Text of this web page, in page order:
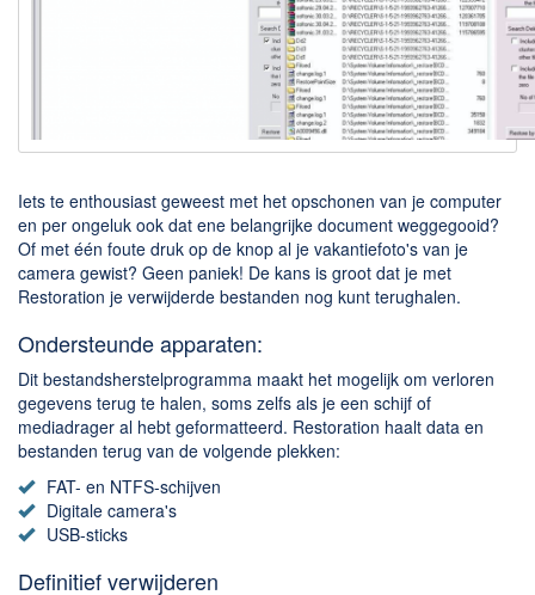
Nieuwslezers (Downloaden via usenet)
Onderhoud & Veiligheid
Computer opschonen
Veilig online
Productiviteit
Adresboek en contacten
Planning en organisatie
Tekst en Administratie
Overige
Algemeen
Chatten en bellen
Iets te enthousiast geweest met het opschonen van je computer
en per ongeluk ook dat ene belangrijke document weggegooid?
Of met één foute druk op de knop al je vakantiefoto's van je
camera gewist? Geen paniek! De kans is groot dat je met
Restoration je verwijderde bestanden nog kunt terughalen.
Ondersteunde apparaten:
Dit bestandsherstelprogramma maakt het mogelijk om verloren
gegevens terug te halen, soms zelfs als je een schijf of
mediadrager al hebt geformatteerd. Restoration haalt data en
bestanden terug van de volgende plekken:
FAT- en NTFS-schijven
Digitale camera's
USB-sticks
Definitief verwijderen